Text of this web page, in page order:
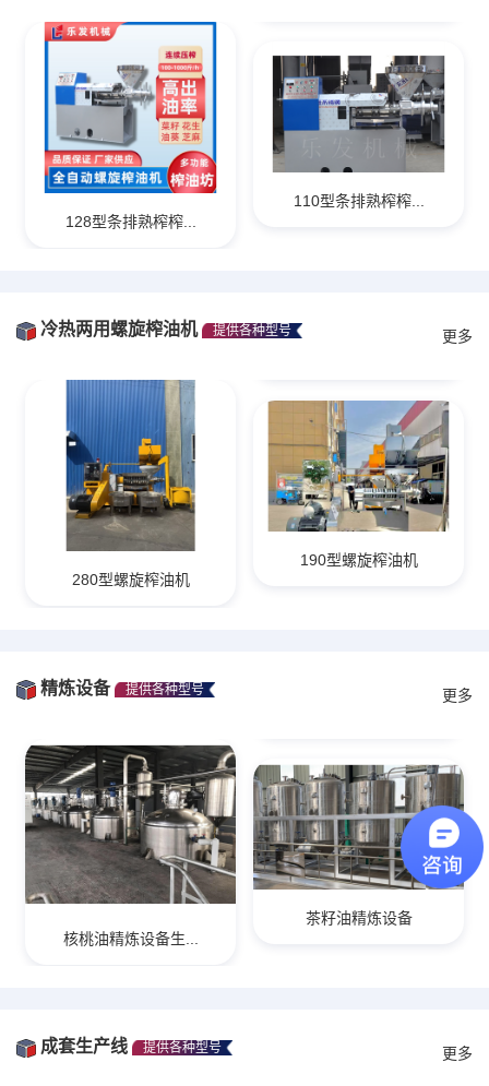
128型条排熟榨榨...
110型条排熟榨榨...
冷热两用螺旋榨油机 提供各种型号 更多
280型螺旋榨油机
190型螺旋榨油机
精炼设备 提供各种型号 更多
核桃油精炼设备生...
茶籽油精炼设备
成套生产线 提供各种型号 更多